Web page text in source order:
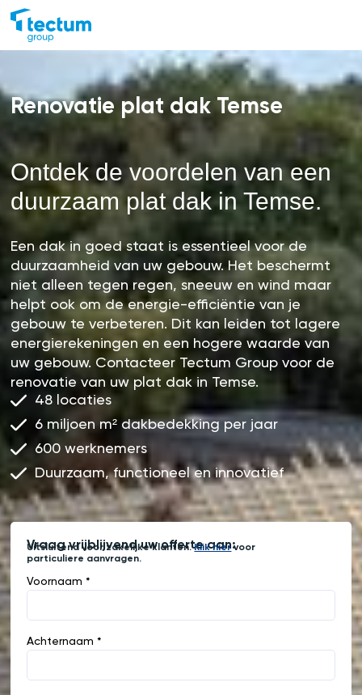
Renovatie plat dak Temse
Ontdek de voordelen van een
duurzaam plat dak in Temse.
Een dak in goed staat is essentieel voor de
duurzaamheid van uw gebouw. Het beschermt
niet alleen tegen regen, sneeuw en wind maar
helpt ook om de energie-efficiëntie van je
gebouw te verbeteren. Dit kan leiden tot lagere
energierekeningen en een hogere waarde van
uw gebouw. Contacteer Tectum Group voor de
renovatie van uw plat dak in Temse.
48 locaties
6 miljoen m² dakbedekking per jaar
600 werknemers
Duurzaam, functioneel en innovatief
Vraag vrijblijvend uw offerte aan:
Uitsluitend voor zakelijke klanten.Klik hiervoor
particuliere aanvragen.
Voornaam *
Achternaam *